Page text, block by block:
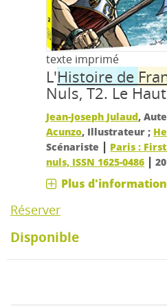
texte imprimé
L'Histoire de
Nuls, T2.Le
Jean-Joseph Julaud,
Acunzo, Illustrateur ;
Scénariste | Paris :
nuls, ISSN 1625-0486 |
Plus
Réserver
Disponible